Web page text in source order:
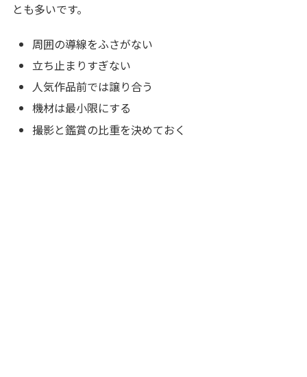
とも多いです。
周囲の導線をふさがない
立ち止まりすぎない
人気作品前では譲り合う
機材は最小限にする
撮影と鑑賞の比重を決めておく